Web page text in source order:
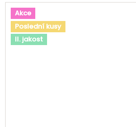
Akce
Poslední kusy
II. jakost